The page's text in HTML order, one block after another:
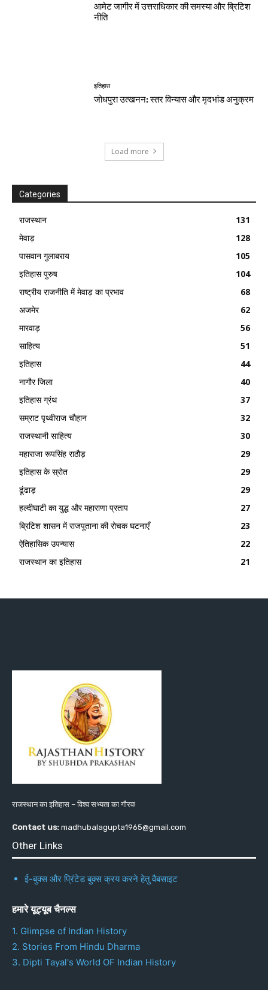
आमेट जागीर में उत्तराधिकार की समस्या और ब्रिटिश
नीति
इतिहास
जोधपुरा उत्खनन: स्तर विन्यास और मृदभांड अनुक्रम
Load more
Categories
राजस्थान
131
मेवाड़
128
पासवान गुलाबराय
105
इतिहास पुरुष
104
राष्ट्रीय राजनीति में मेवाड़ का प्रभाव
68
अजमेर
62
मारवाड़
56
साहित्य
51
इतिहास
44
नागौर जिला
40
इतिहास ग्रंथ
37
सम्राट पृथ्वीराज चौहान
32
राजस्थानी साहित्य
30
महाराजा रूपसिंह राठौड़
29
इतिहास के स्रोत
29
ढूंढाड़
29
हल्दीघाटी का युद्ध और महाराणा प्रताप
27
ब्रिटिश शासन में राजपूताना की रोचक घटनाएँ
23
ऐतिहासिक उपन्यास
22
राजस्थान का इतिहास
21
राजस्थान का इतिहास – विश्व सभ्यता का गौरव!
Contact us: madhubalagupta1965@gmail.com
Other Links
ई-बुक्स और प्रिंटेड बुक्स क्रय करने हेतु वैबसाइट
हमारे यूट्यूब चैनल्स
1. Glimpse of Indian History
2. Stories From Hindu Dharma
3. Dipti Tayal's World OF Indian History